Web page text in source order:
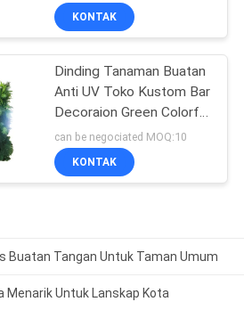
KONTAK
Dinding Tanaman Buatan
Anti UV Toko Kustom Bar
Decoraion Green Colorful
Vibe
can be negociated MOQ:10
KONTAK
Buatan Tangan Untuk Taman Umum
Untuk Lanskap Kota